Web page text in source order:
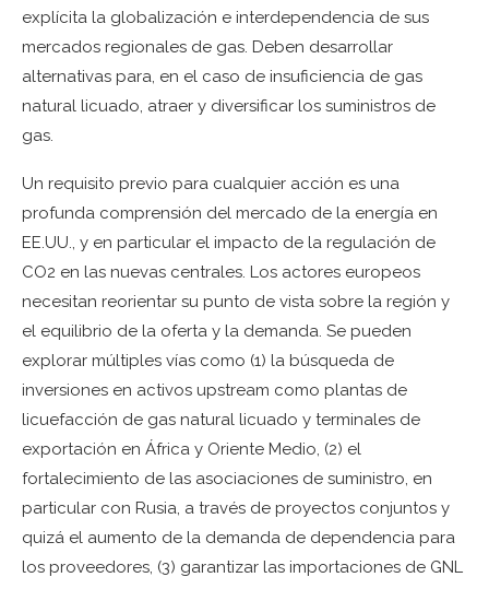
explícita la globalización e interdependencia de sus
mercados regionales de gas. Deben desarrollar
alternativas para, en el caso de insuficiencia de gas
natural licuado, atraer y diversificar los suministros de
gas.
Un requisito previo para cualquier acción es una
profunda comprensión del mercado de la energía en
EE.UU., y en particular el impacto de la regulación de
CO2 en las nuevas centrales. Los actores europeos
necesitan reorientar su punto de vista sobre la región y
el equilibrio de la oferta y la demanda. Se pueden
explorar múltiples vías como (1) la búsqueda de
inversiones en activos upstream como plantas de
licuefacción de gas natural licuado y terminales de
exportación en África y Oriente Medio, (2) el
fortalecimiento de las asociaciones de suministro, en
particular con Rusia, a través de proyectos conjuntos y
quizá el aumento de la demanda de dependencia para
los proveedores, (3) garantizar las importaciones de GNL